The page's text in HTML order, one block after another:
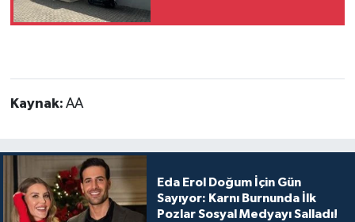
Kaynak: AA
Eda Erol Doğum İçin Gün
Sayıyor: Karnı Burnunda İlk
Pozlar Sosyal Medyayı Salladı!